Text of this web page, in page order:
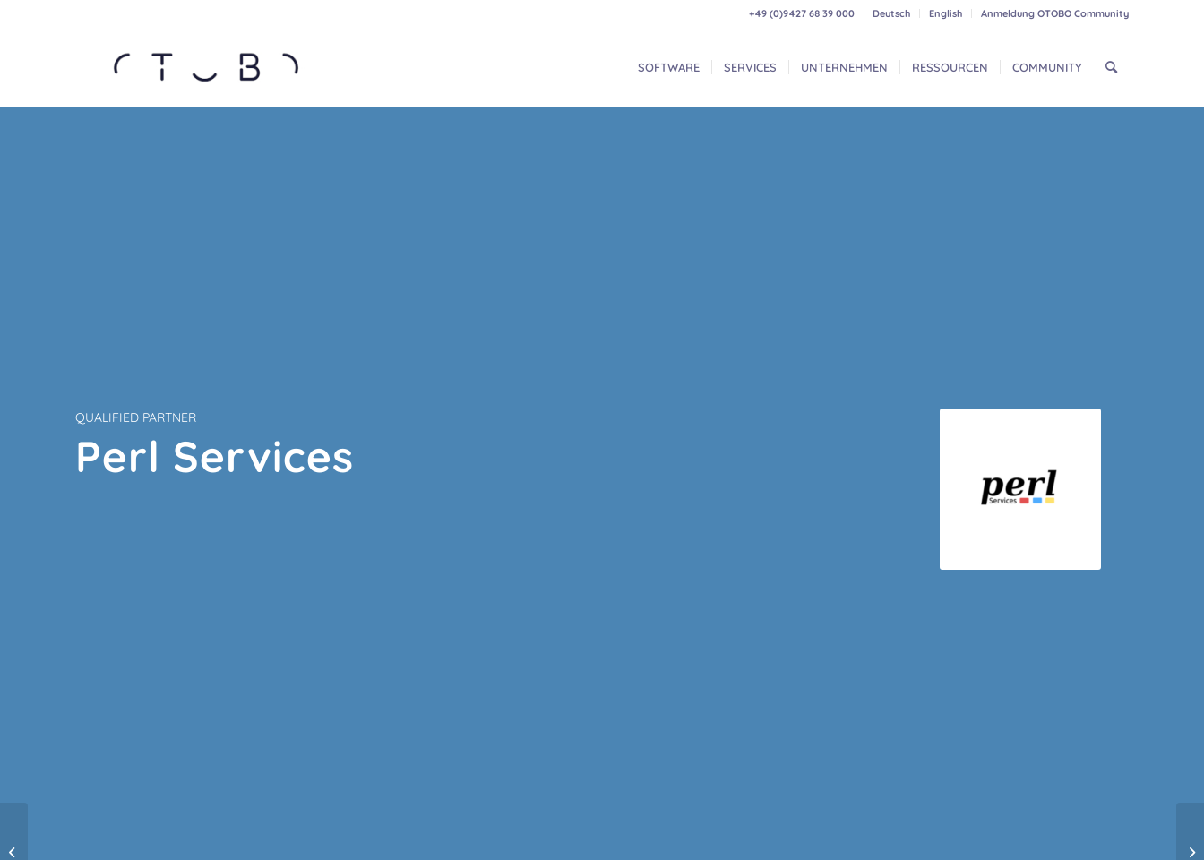
Deutsch English Anmeldung OTOBO Community
+49 (0)9427 68 39 000
SOFTWARE SERVICES UNTERNEHMEN RESSOURCEN COMMUNITY
QUALIFIED PARTNER
Perl Services